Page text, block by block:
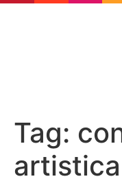
Tag:
artistica